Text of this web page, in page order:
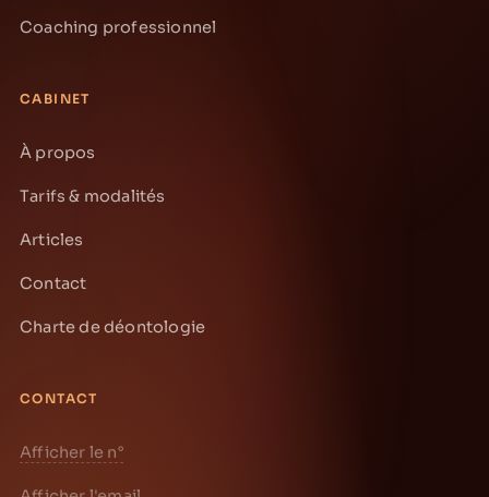
Coaching professionnel
CABINET
À propos
Tarifs & modalités
Articles
Contact
Charte de déontologie
CONTACT
Afficher le n°